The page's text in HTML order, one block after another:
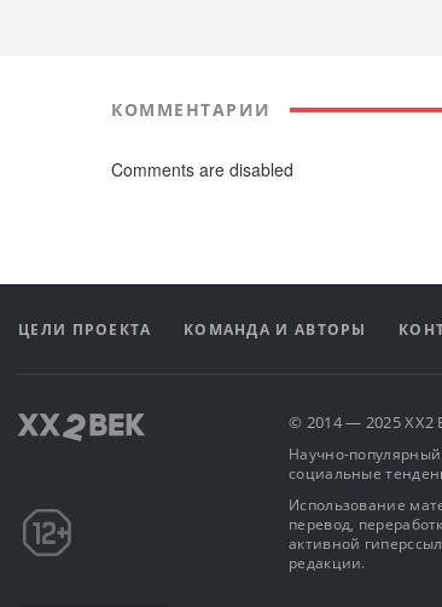
КОММЕНТАРИИ
Comments are disabled
ЦЕЛИ ПРОЕКТА КОМАНДА И АВТОРЫ
© 2014 — 2025
Научно-
социальные
Использование
перевод,
активной
редакции.